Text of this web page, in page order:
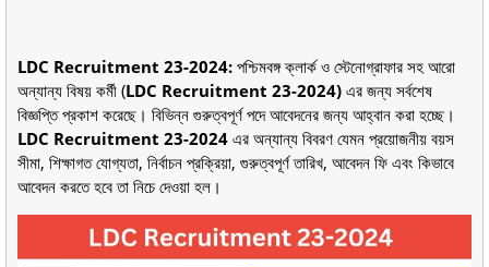
LDC Recruitment 23-2024: পশ্চিমবঙ্গ ক্লার্ক ও স্টেনোগ্রাফার সহ আরো
অন্যান্য বিষয় কর্মী (LDC Recruitment 23-2024) এর জন্য সর্বশেষ
বিজ্ঞপ্তি প্রকাশ করেছে। বিভিন্ন গুরুত্বপূর্ণ পদে আবেদনের জন্য আহ্বান করা হচ্ছে।
LDC Recruitment 23-2024 এর অন্যান্য বিবরণ যেমন প্রয়োজনীয় বয়স
সীমা, শিক্ষাগত যোগ্যতা, নির্বাচন প্রক্রিয়া, গুরুত্বপূর্ণ তারিখ, আবেদন ফি এবং কিভাবে
আবেদন করতে হবে তা নিচে দেওয়া হল।